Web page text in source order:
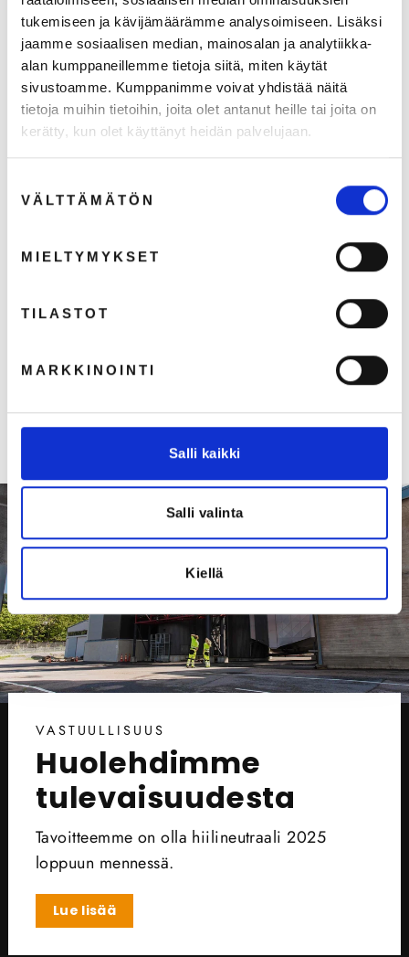
tukemiseen ja kävijämäärämme analysoimiseen. Lisäksi
jaamme sosiaalisen median, mainosalan ja analytiikka-
alan kumppaneillemme tietoja siitä, miten käytät
sivustoamme. Kumppanimme voivat yhdistää näitä
tietoja muihin tietoihin, joita olet antanut heille tai joita on
kerätty, kun olet käyttänyt heidän palvelujaan.
valinta
VÄLTTÄMÄTÖN
MIELTYMYKSET
TILASTOT
MARKKINOINTI
Salli kaikki
Salli valinta
Kiellä
Miesten suorat housut, C-norm.
Normaali
€20,00
Ale
€15,00
€11,95 (ALV 0%)
VASTUULLISUUS
Huolehdimme
tulevaisuudesta
Tavoitteemme on olla hiilineutraali 2025
loppuun mennessä.
Lue lisää